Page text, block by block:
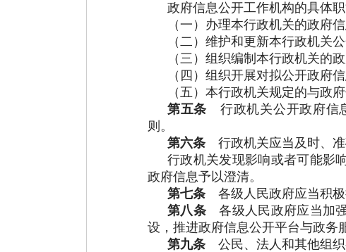
政府信息公开工作机构的具体职
（一）办理本行政机关的政府
（二）维护和更新本行政机关
（三）组织编制本行政机关的
（四）组织开展对拟公开政府
（五）本行政机关规定的与政
第五条 行政机关公开政府信
则。
第六条 行政机关应当及时、准
行政机关发现影响或者可能影
政府信息予以澄清。
第七条 各级人民政府应当积
第八条 各级人民政府应当加
设，推进政府信息公开平台与政务
第九条 公民、法人和其他组